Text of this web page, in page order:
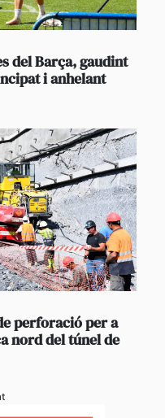
del Barça, gaudint
i anhelant
perforació per a
nord del túnel de